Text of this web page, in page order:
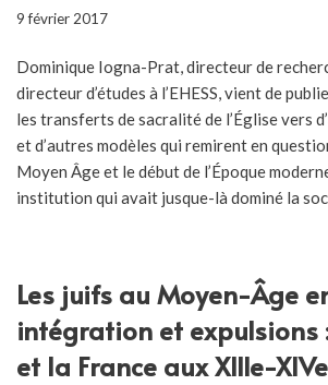
9 février 2017
Dominique Iogna-Prat, directeur de
directeur d’études à l’EHESS, vient de
les transferts de sacralité de l’Église vers
et d’autres modèles qui remirent en
Moyen Âge et le début de l’Époque
institution qui avait jusque-là dominé la
Les juifs au Moyen-Âge
intégration et expulsions
et la France aux XIIIe-